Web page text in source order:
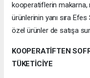
kooperatiflerin makarna,
ürünlerinin yanı sıra
özel ürünler de satışa
KOOPERATİFTEN
TÜKETİCİYE